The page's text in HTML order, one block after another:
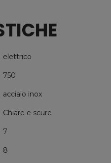
elettrico
750
acciaio inox
Chiare e scure
7
8